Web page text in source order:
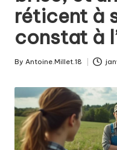
réticent à
constat à
Posted
By Antoine.Millet.18